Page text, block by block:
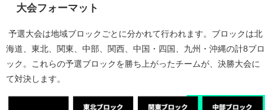
大会フォーマット
予選大会は地域ブロックごとに分かれて行われます。ブロックは北
海道、東北、関東、中部、関西、中国・四国、九州・沖縄の計8ブロ
ック。これらの予選ブロックを勝ち上がったチームが、決勝大会に
て対決します。